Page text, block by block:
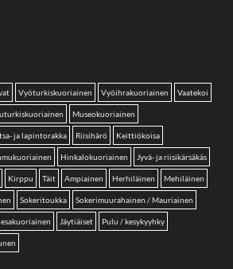
Vyöturkiskuoriainen Vyöihrakuoriainen Vaatekoi
Museokuoriainen
ja lapintorakka Riisihärö Keittiökoisa
Hinkalokuoriainen Jyvä- ja riisikärsäkäs
Kirppu Täit Ampiainen Herhiläinen Mehiläinen
Sokeritoukka Sokerimuurahainen / Mauriainen
Jäytiäiset Pulu / kesykyyhky